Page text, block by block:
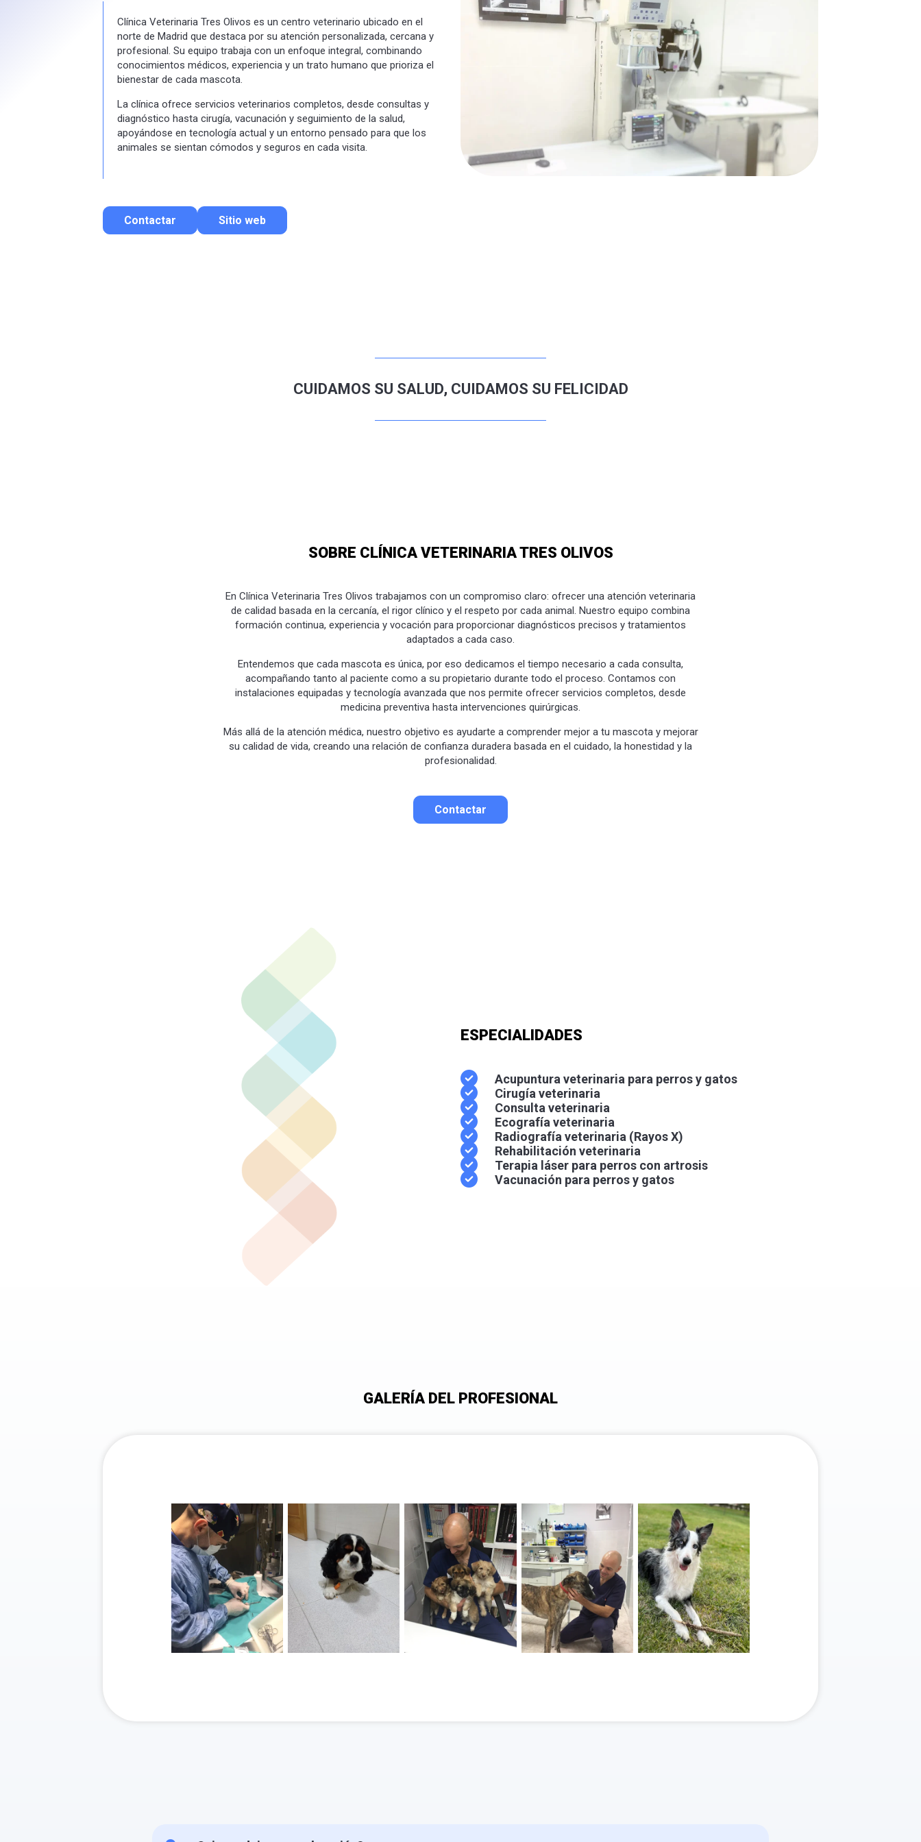
Clínica Veterinaria Tres Olivos es un centro veterinario ubicado en el
norte de Madrid que destaca por su atención personalizada, cercana y
profesional. Su equipo trabaja con un enfoque integral, combinando
conocimientos médicos, experiencia y un trato humano que prioriza el
bienestar de cada mascota.
La clínica ofrece servicios veterinarios completos, desde consultas y
diagnóstico hasta cirugía, vacunación y seguimiento de la salud,
apoyándose en tecnología actual y un entorno pensado para que los
animales se sientan cómodos y seguros en cada visita.
Contactar Sitio web
CUIDAMOS SU SALUD, CUIDAMOS SU FELICIDAD
SOBRE CLÍNICA VETERINARIA TRES OLIVOS
En Clínica Veterinaria Tres Olivos trabajamos con un compromiso claro: ofrecer una atención veterinaria
de calidad basada en la cercanía, el rigor clínico y el respeto por cada animal. Nuestro equipo combina
formación continua, experiencia y vocación para proporcionar diagnósticos precisos y tratamientos
adaptados a cada caso.
Entendemos que cada mascota es única, por eso dedicamos el tiempo necesario a cada consulta,
acompañando tanto al paciente como a su propietario durante todo el proceso. Contamos con
instalaciones equipadas y tecnología avanzada que nos permite ofrecer servicios completos, desde
medicina preventiva hasta intervenciones quirúrgicas.
Más allá de la atención médica, nuestro objetivo es ayudarte a comprender mejor a tu mascota y mejorar
su calidad de vida, creando una relación de confianza duradera basada en el cuidado, la honestidad y la
profesionalidad.
Contactar
ESPECIALIDADES
Acupuntura veterinaria para perros y gatos
Cirugía veterinaria
Consulta veterinaria
Ecografía veterinaria
Radiografía veterinaria (Rayos X)
Rehabilitación veterinaria
Terapia láser para perros con artrosis
Vacunación para perros y gatos
GALERÍA DEL PROFESIONAL